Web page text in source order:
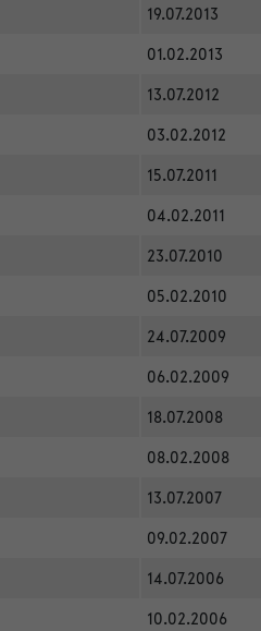
19.07.2013
01.02.2013
13.07.2012
03.02.2012
15.07.2011
04.02.2011
23.07.2010
05.02.2010
24.07.2009
06.02.2009
18.07.2008
08.02.2008
13.07.2007
09.02.2007
14.07.2006
10.02.2006